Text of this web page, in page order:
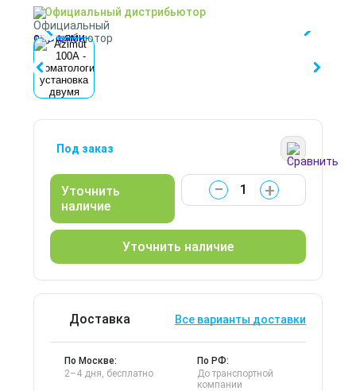
Официальный дистрибьютор
Под заказ
Уточнить
наличие
− +
Уточнить наличие
Доставка Все варианты доставки
По Москве:
2–4 дня, бесплатно
По РФ:
До транспортной
компании